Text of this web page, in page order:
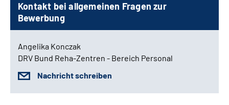
Kontakt bei allgemeinen Fragen zur
Bewerbung
Angelika Konczak
DRV Bund Reha-Zentren - Bereich Personal
Nachricht schreiben